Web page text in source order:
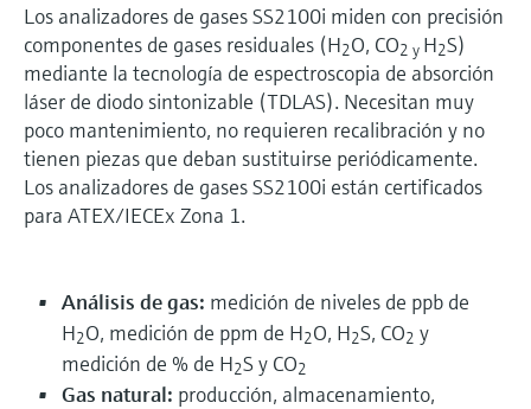
Los analizadores de gases SS2100i miden con precisión
componentes de gases residuales (H2O, CO2 y H2S)
mediante la tecnología de espectroscopia de absorción
láser de diodo sintonizable (TDLAS). Necesitan muy
poco mantenimiento, no requieren recalibración y no
tienen piezas que deban sustituirse periódicamente.
Los analizadores de gases SS2100i están certificados
para ATEX/IECEx Zona 1.
Análisis de gas: medición de niveles de ppb de
H2O, medición de ppm de H2O, H2S, CO2 y
medición de % de H2S y CO2
Gas natural: producción, almacenamiento,